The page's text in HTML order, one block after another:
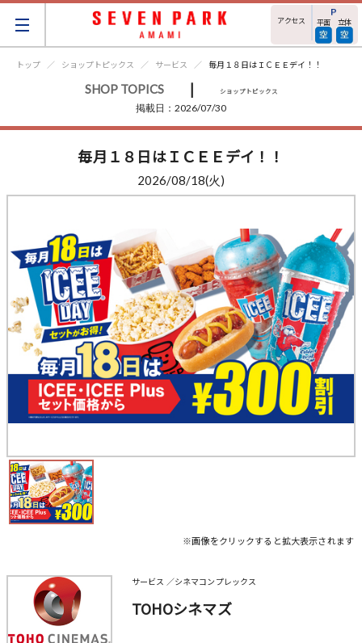
アクセス 平面 立体
トップ ショップトピックス サービス 毎月１８日はＩＣＥＥデイ！！
SHOP TOPICS | ショップトピックス
掲載日：2026/07/30
毎月１８日はＩＣＥＥデイ！！
2026/08/18(火)
※画像をクリックすると拡大表示されます
サービス ／シネマコンプレックス
TOHOシネマズ